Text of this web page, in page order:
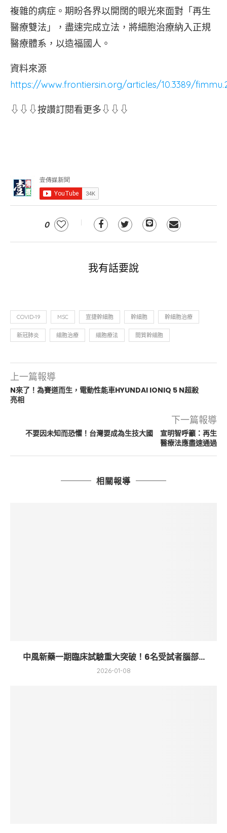
複雜的病症。期盼各界以開闊的眼光來面對「再生
醫療雙法」，盡速完成立法，將細胞治療納入正規
醫療體系，以造福國人。
資料來源
https://www.frontiersin.org/articles/10.3389/
⇩⇩⇩按讚訂閱看更多⇩⇩⇩
0
我有話要說
COVID-19 MSC 宣捷幹細胞 幹細胞 幹細胞治療
新冠肺炎 細胞治療 細胞療法 間質幹細胞
上一篇報導
N來了！為賽道而生，電動性能車HYUNDAI IONIQ 5 N超殺
亮相
下一篇報導
不要因未知而恐懼！台灣要成為生技大國 宣明智呼籲：再生
醫療法應盡速通過
相關報導
中風新藥一期臨床試驗重大突破！6名受試者腦部...
2026-01-08